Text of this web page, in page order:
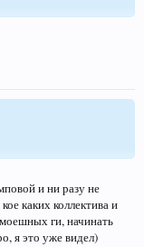
и ни разу не
каких коллектива и
ги, начинать
я это уже видел)